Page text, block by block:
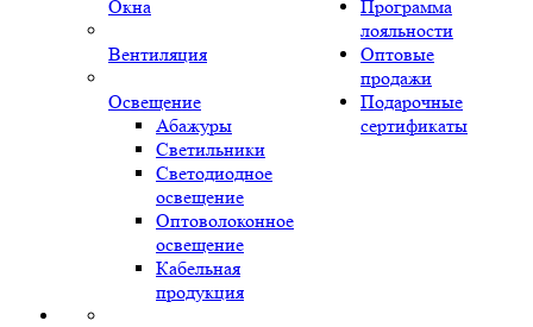
Окна
Вентиляция
Освещение
Абажуры
Светильники
Светодиодное
освещение
Оптоволоконное
освещение
Кабельная
продукция
Программа
лояльности
Оптовые
продажи
Подарочные
сертификаты